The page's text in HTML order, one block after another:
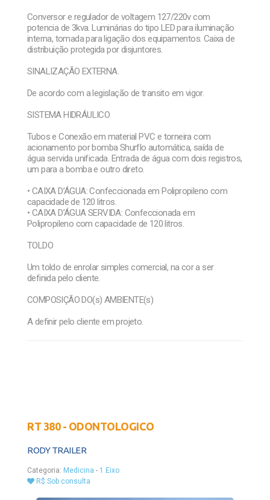
Conversor e regulador de voltagem 127/220v com
potencia de 3kva. Luminárias do tipo LED para iluminação
interna, tomada para ligação dos equipamentos. Caixa de
distribuição protegida por disjuntores.
SINALIZAÇÃO EXTERNA.
De acordo com a legislação de transito em vigor.
SISTEMA HIDRÁULICO
Tubos e Conexão em material PVC e torneira com
acionamento por bomba Shurflo automática, saída de
água servida unificada. Entrada de água com dois registros,
um para a bomba e outro direto.
• CAIXA D’ÁGUA: Confeccionada em Polipropileno com
capacidade de 120 litros.
• CAIXA D’ÁGUA SERVIDA: Confeccionada em
Polipropileno com capacidade de 120 litros.
TOLDO
Um toldo de enrolar simples comercial, na cor a ser
definida pelo cliente.
COMPOSIÇÃO DO(s) AMBIENTE(s)
A definir pelo cliente em projeto.
RT 380 - ODONTOLOGICO
RODY TRAILER
Categoria: Medicina - 1 Eixo
R$ Sob consulta